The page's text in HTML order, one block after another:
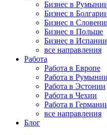
Бизнес в
Бизнес в
Бизнес в
Бизнес в Польше
Бизнес в Испании
все направления
Работа
Работа в Европе
Работа в Румынии
Работа в Эстонии
Работа в Чехии
Работа в
все направления
Блог